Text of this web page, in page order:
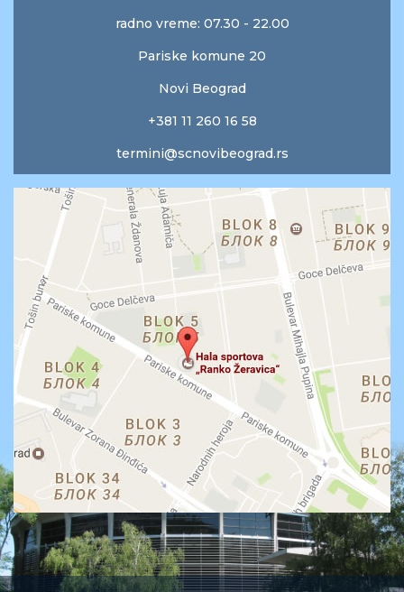
radno vreme: 07.30 - 22.00
Pariske komune 20
Novi Beograd
+381 11 260 16 58
termini@scnovibeograd.rs